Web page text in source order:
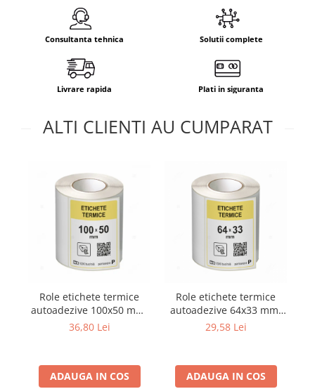
Consultanta tehnica Solutii complete
Livrare rapida Plati in siguranta
ALTI CLIENTI AU CUMPARAT
Role etichete termice
autoadezive 100x50 mm,
1000 etichete/rola
36,80 Lei
ADAUGA IN COS
Role etichete termice
autoadezive 64x33 mm,
1500 etichete/rola
29,58 Lei
ADAUGA IN COS